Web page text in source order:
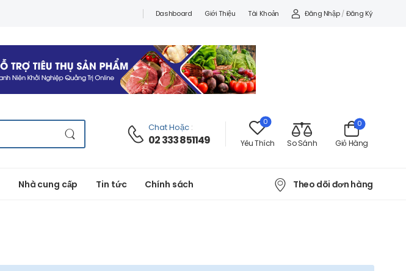
Dashboard Giới Thiệu Tài Khoản Đăng Nhập / Đăng Ký
Chat Hoặc :
02 333 851149
0
Yêu Thích So Sánh Giỏ Hàng
0
Nhà cung cấp Tin tức Chính sách Theo dõi đơn hàng